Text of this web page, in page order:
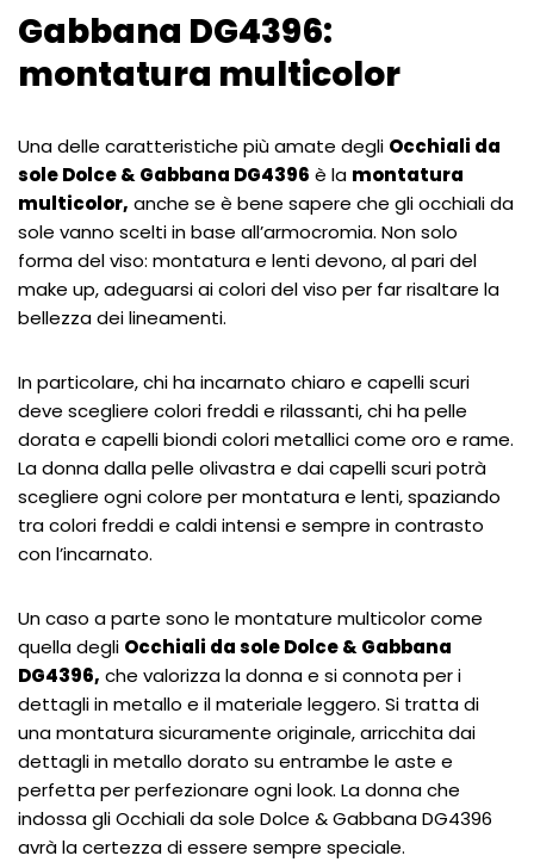
Gabbana DG4396:
montatura multicolor
Una delle caratteristiche più amate degli Occhiali da
sole Dolce & Gabbana DG4396 è la montatura
multicolor, anche se è bene sapere che gli occhiali da
sole vanno scelti in base all’armocromia. Non solo
forma del viso: montatura e lenti devono, al pari del
make up, adeguarsi ai colori del viso per far risaltare la
bellezza dei lineamenti.
In particolare, chi ha incarnato chiaro e capelli scuri
deve scegliere colori freddi e rilassanti, chi ha pelle
dorata e capelli biondi colori metallici come oro e rame.
La donna dalla pelle olivastra e dai capelli scuri potrà
scegliere ogni colore per montatura e lenti, spaziando
tra colori freddi e caldi intensi e sempre in contrasto
con l’incarnato.
Un caso a parte sono le montature multicolor come
quella degli Occhiali da sole Dolce & Gabbana
DG4396, che valorizza la donna e si connota per i
dettagli in metallo e il materiale leggero. Si tratta di
una montatura sicuramente originale, arricchita dai
dettagli in metallo dorato su entrambe le aste e
perfetta per perfezionare ogni look. La donna che
indossa gli Occhiali da sole Dolce & Gabbana DG4396
avrà la certezza di essere sempre speciale.